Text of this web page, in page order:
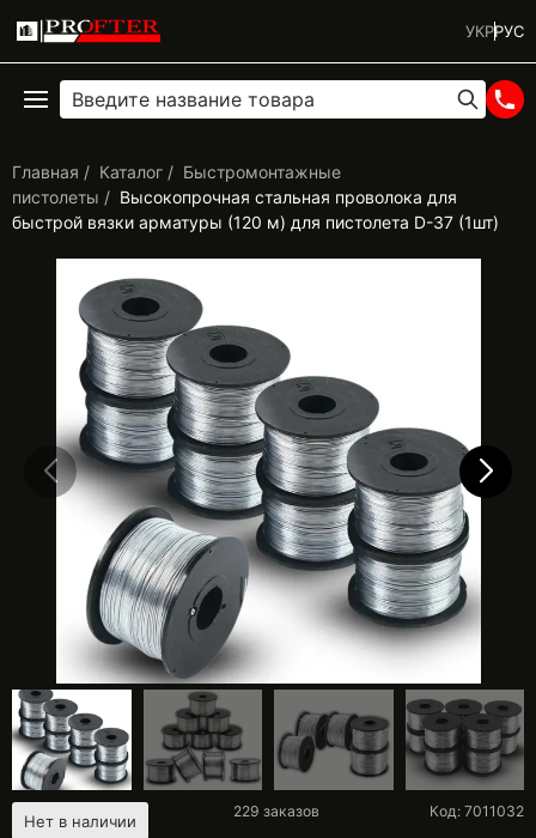
УКРРУС
Главная Каталог
Быстромонтажные
пистолеты
Высокопрочная стальная проволока для
быстрой вязки арматуры (120 м) для пистолета D-37 (1шт)
Нет в наличии
Код: 7011032
229 заказов